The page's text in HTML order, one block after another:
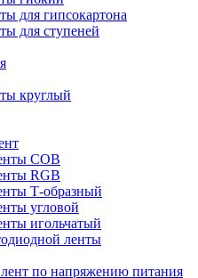
для гипсокартона
для ступеней
круглый
COB
RGB
Т-образный
угловой
игольчатый
ленты
по напряжению питания